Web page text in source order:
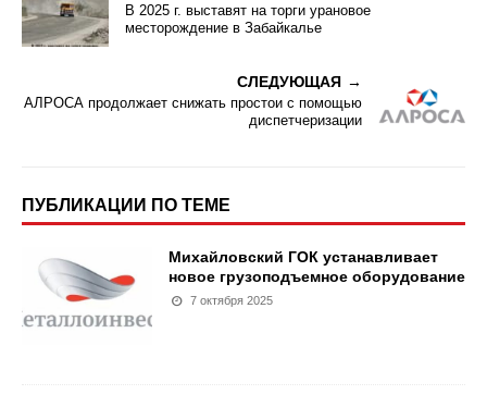
В 2025 г. выставят на торги урановое
месторождение в Забайкалье
СЛЕДУЮЩАЯ
АЛРОСА продолжает снижать простои с помощью
диспетчеризации
ПУБЛИКАЦИИ ПО ТЕМЕ
Михайловский ГОК устанавливает
новое грузоподъемное оборудование
7 октября 2025